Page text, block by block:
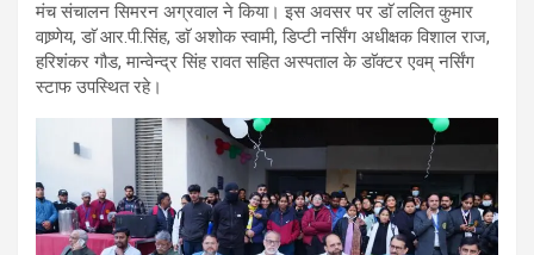
मंच संचालन सिमरन अग्रवाल ने किया। इस अवसर पर डाॅ ललित कुमार
वाष्र्णेय, डाॅ आर.पी.सिंह, डाॅ अशोक स्वामी, डिप्टी नर्सिंग अधीक्षक विशाल राज,
हरिशंकर गौड, मान्वेन्द्र सिंह रावत सहित अस्पताल के डाॅक्टर एवम् नर्सिंग
स्टाफ उपस्थित रहे।